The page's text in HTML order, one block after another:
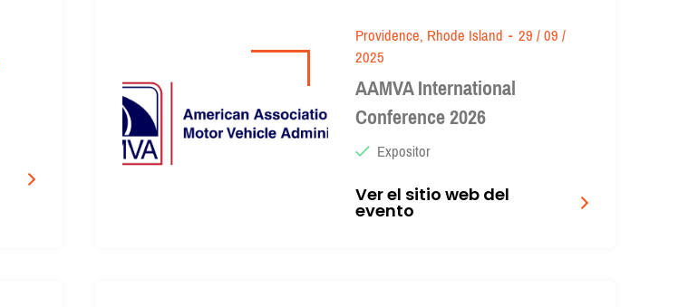
Providence, Rhode Island -29 / 09 /
2025
AAMVA International
Conference 2026
Expositor
Ver el sitio web del
evento